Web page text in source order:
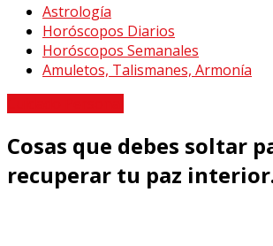
Astrología
Horóscopos Diarios
Horóscopos Semanales
Amuletos, Talismanes, Armonía
Cosas que debes soltar
recuperar tu paz